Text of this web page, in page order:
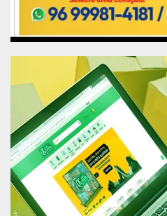
embarcação se desloca
localidades vizinhas,
transformará em salas de
atendimentos a população
Esta 140ª Jornada
Itinerante conta com os
Justiça do Trabalho,
Civil, Conselho Tutelar,
Defesa Civil, Secretarias
Social do Município de